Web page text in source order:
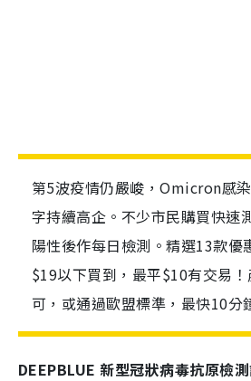
第5波疫情仍嚴峻，Omicron感
字持續高企。不少市民購買快速
陽性後作每日檢測。精選13款優
$19以下買到，最平$10有交易
可，或通過歐盟標準，最快10分
DEEPBLUE 新型冠狀病毒抗原檢